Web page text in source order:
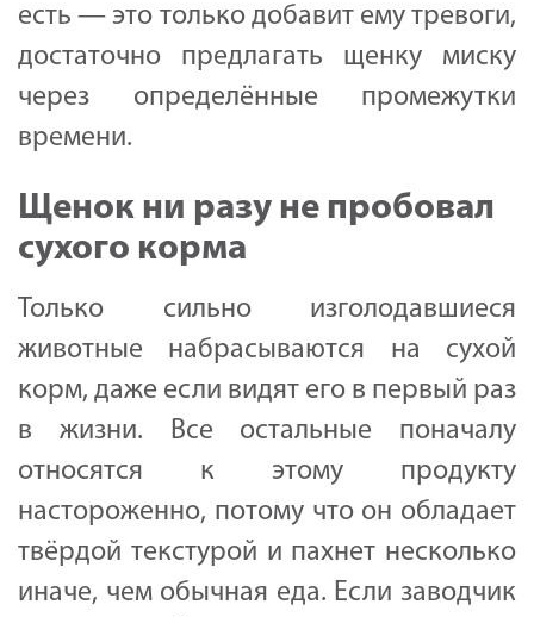
есть — это только добавит ему тревоги,
достаточно предлагать щенку миску
через определённые промежутки
времени.
Щенок ни разу не пробовал
сухого корма
Только сильно изголодавшиеся
животные набрасываются на сухой
корм, даже если видят его в первый раз
в жизни. Все остальные поначалу
относятся к этому продукту
настороженно, потому что он обладает
твёрдой текстурой и пахнет несколько
иначе, чем обычная еда. Если заводчик